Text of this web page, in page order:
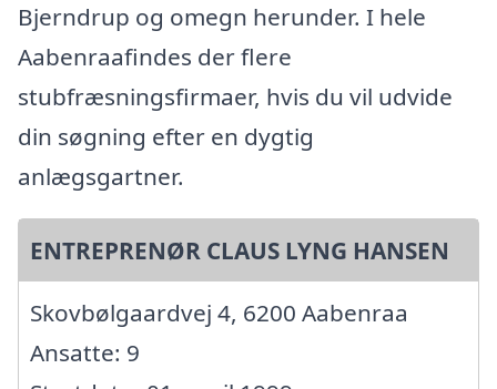
Bjerndrup og omegn herunder. I hele
Aabenraafindes der flere
stubfræsningsfirmaer, hvis du vil udvide
din søgning efter en dygtig
anlægsgartner.
ENTREPRENØR CLAUS LYNG HANSEN
Skovbølgaardvej 4, 6200 Aabenraa
Ansatte: 9